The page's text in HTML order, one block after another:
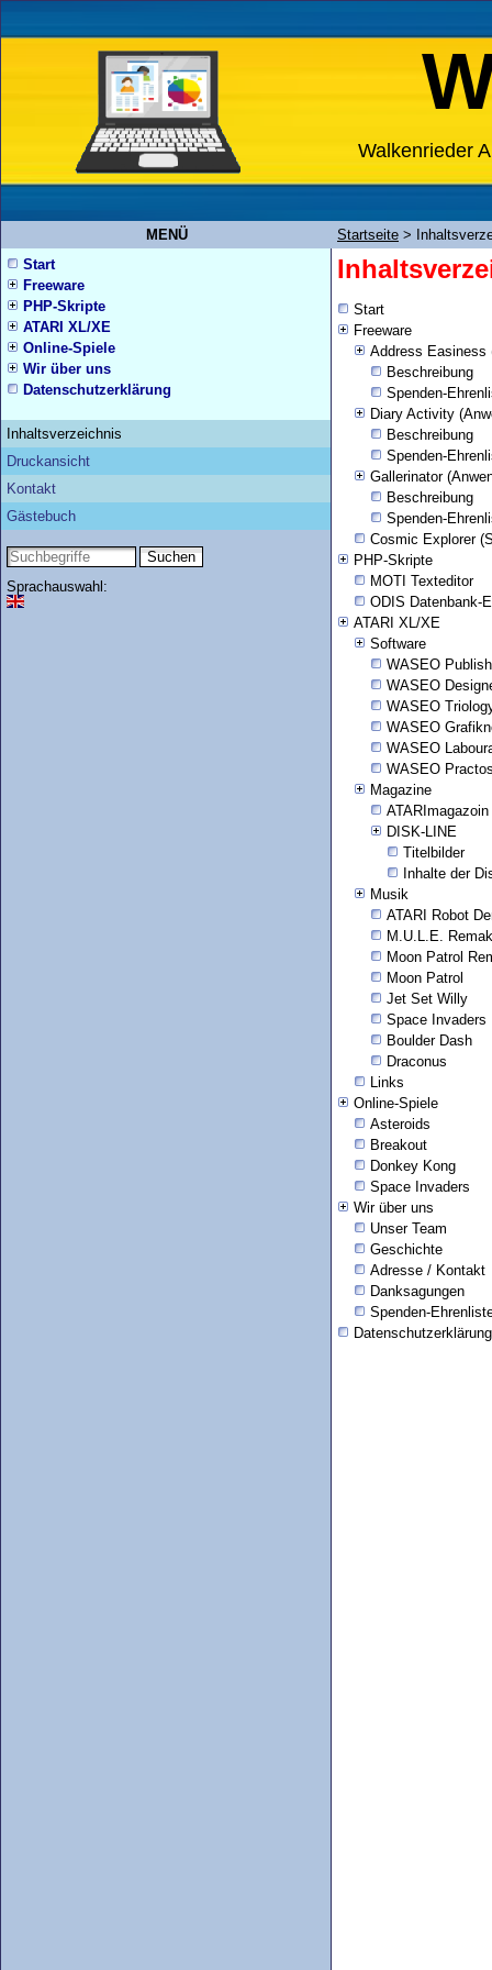
Walkenrieder
MENÜ Startseite >
Start
Freeware
PHP-Skripte
ATARI XL/XE
Online-Spiele
Wir über uns
Datenschutzerklärung
Inhaltsverzeichnis
Druckansicht
Kontakt
Gästebuch
Sprachauswahl:
Start
Freeware
Address Easiness
Beschreibung
Spenden-
Diary Activity
Beschreibung
Spenden-
Gallerinator
Beschreibung
Spenden-
Cosmic Explorer
PHP-Skripte
MOTI Texteditor
ODIS Datenbank-
ATARI XL/XE
Software
WASEO
WASEO
WASEO
WASEO
WASEO
WASEO
Magazine
ATARImagazoin
DISK-LINE
Titelbilder
Inhalte der
Musik
ATARI Robot
M.U.L.E.
Moon Patrol
Moon Patrol
Jet Set Willy
Space Invaders
Boulder Dash
Draconus
Links
Online-Spiele
Asteroids
Breakout
Donkey Kong
Space Invaders
Wir über uns
Unser Team
Geschichte
Adresse / Kontakt
Danksagungen
Spenden-
Datenschutzerklärung